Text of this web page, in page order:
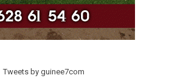
Tweets by guinee7com